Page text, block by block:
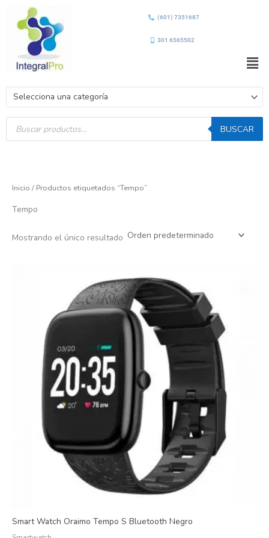
contenido
(601) 7351687
301 6565502
Selecciona una categoría
Búsqueda
productos
BUSCAR
Inicio / Productos etiquetados “Tempo”
Tempo
Mostrando el único resultado
Smart Watch Oraimo Tempo S Bluetooth Negro